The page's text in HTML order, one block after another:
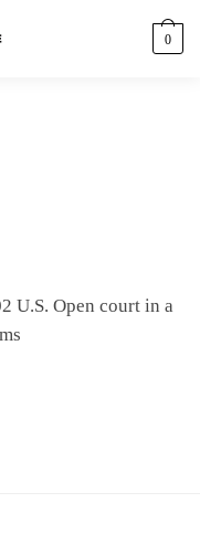
0
U.S. Open court in a